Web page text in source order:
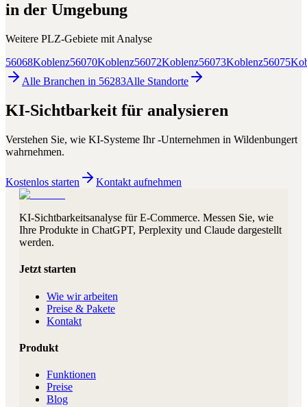
in der Umgebung
Weitere PLZ-Gebiete mit Analyse
56068Koblenz56070Koblenz56072Koblenz56073Koblenz56075
Alle Branchen in 56283Alle Standorte
KI-Sichtbarkeit für analysieren
Verstehen Sie, wie KI-Systeme Ihr-Unternehmen in Wildenbungert
wahrnehmen.
Kostenlos starten Kontakt aufnehmen
KI-Sichtbarkeitsanalyse für E-Commerce. Messen Sie, wie
Ihre Produkte in ChatGPT, Perplexity und Claude dargestellt
werden.
Jetzt starten
Wie wir arbeiten
Preise & Pakete
Kontakt
Produkt
Funktionen
Preise
Blog